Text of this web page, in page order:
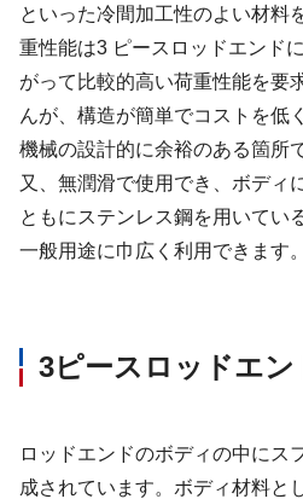
といった冷間加工性のよい材料
重性能は3 ピースロッドエンド
がって比較的高い荷重性能を要
んが、構造が簡単でコストを低
機械の設計的に余裕のある箇所
又、無潤滑で使用でき、ボディ
ともにステンレス鋼を用いてい
一般用途に巾広く利用できます。
3ピースロッドエン
ロッドエンドのボディの中にス
成されています。ボディ材料と